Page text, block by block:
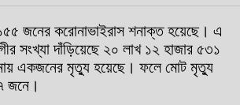
জনের করোনাভাইরাস শনাক্ত হয়েছে। এ
সংখ্যা দাঁড়িয়েছে ২০ লাখ ১২ হাজার ৫৩১
একজনের মৃত্যু হয়েছে। ফলে মোট মৃত্যু
জনে।